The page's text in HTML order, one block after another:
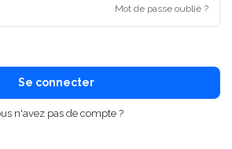
Mot de passe oublié ?
Se connecter
n'avez pas de compte ?